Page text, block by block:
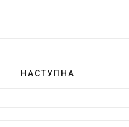
НАСТУПНА